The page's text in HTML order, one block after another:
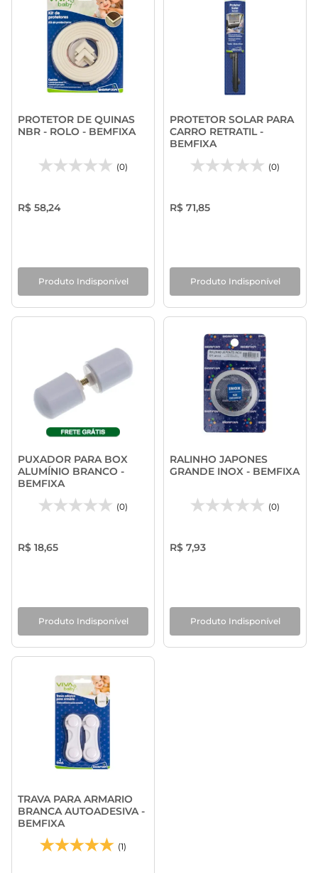
PROTETOR DE QUINAS
NBR - ROLO - BEMFIXA
(0)
R$ 58,24
Produto Indisponível
PROTETOR SOLAR PARA
CARRO RETRATIL -
BEMFIXA
(0)
R$ 71,85
Produto Indisponível
PUXADOR PARA BOX
ALUMÍNIO BRANCO -
BEMFIXA
(0)
R$ 18,65
Produto Indisponível
RALINHO JAPONES
GRANDE INOX - BEMFIXA
(0)
R$ 7,93
Produto Indisponível
TRAVA PARA ARMARIO
BRANCA AUTOADESIVA -
BEMFIXA
(1)